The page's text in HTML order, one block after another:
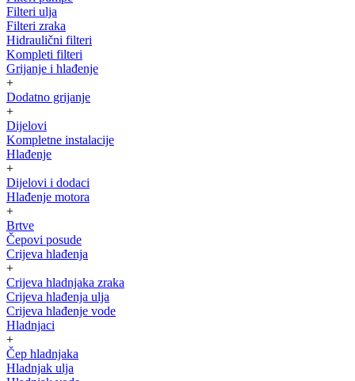
Filteri ulja
Filteri zraka
Hidraulični filteri
Kompleti filteri
Grijanje i hlađenje
+
Dodatno grijanje
+
Dijelovi
Kompletne instalacije
Hlađenje
+
Dijelovi i dodaci
Hlađenje motora
+
Brtve
Čepovi posude
Crijeva hlađenja
+
Crijeva hladnjaka zraka
Crijeva hlađenja ulja
Crijeva hlađenje vode
Hladnjaci
+
Čep hladnjaka
Hladnjak ulja